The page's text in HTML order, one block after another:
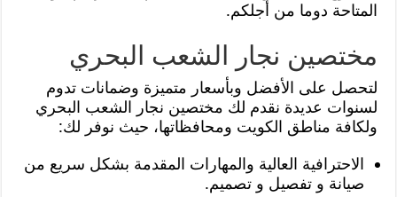
المتاحة دوما من أجلكم.
مختصين نجار الشعب البحري
لتحصل على الأفضل وبأسعار متميزة وضمانات تدوم
لسنوات عديدة نقدم لك مختصين نجار الشعب البحري
ولكافة مناطق الكويت ومحافظاتها، حيث نوفر لك:
الاحترافية العالية والمهارات المقدمة بشكل سريع من
صيانة و تفصيل و تصميم.